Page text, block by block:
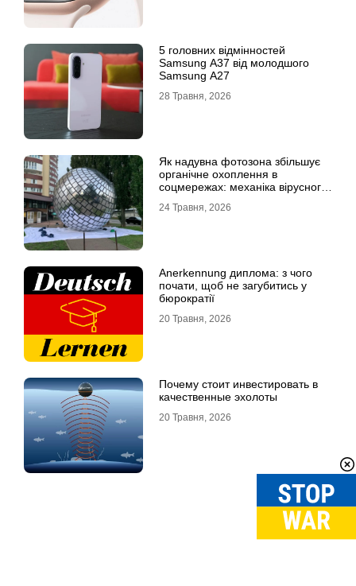
5 головних відмінностей
Samsung A37 від молодшого
Samsung A27
28 Травня, 2026
Як надувна фотозона збільшує
органічне охоплення в
соцмережах: механіка вірусного
24 Травня, 2026
Anerkennung диплома: з чого
почати, щоб не загубитись у
бюрократії
20 Травня, 2026
Почему стоит инвестировать в
качественные эхолоты
20 Травня, 2026